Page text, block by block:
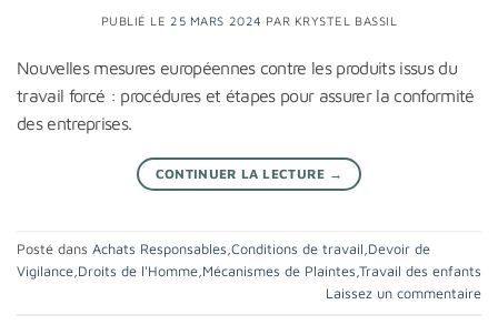
PUBLIÉ LE 25 MARS 2024 PAR KRYSTEL BASSIL
Nouvelles mesures européennes contre les produits issus du
travail forcé : procédures et étapes pour assurer la conformité
des entreprises.
CONTINUER LA LECTURE →
Posté dans Achats Responsables,Conditions de travail,Devoir de
Vigilance,Droits de l'Homme,Mécanismes de Plaintes,Travail des enfants
Laissez un commentaire